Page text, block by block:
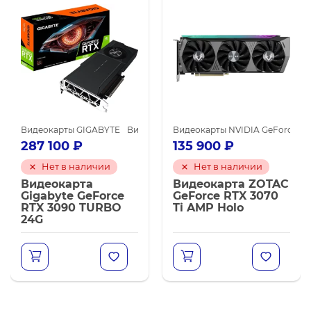
NVIDIA для майнинга
GIGABYTE Видеокарты NVIDIA GeForce RTX 3090 Видеокарты
Видеокарты GIGABYTE Видеокарты NVIDIA GeForce RTX 3090
287 100 ₽
Нет в наличии
Видеокарта
Gigabyte GeForce
RTX 3090 TURBO
24G
Видеокарты NVIDIA GeForce
135 900 ₽
Нет в наличии
Видеокарта ZOTAC
GeForce RTX 3070
Ti AMP Holo